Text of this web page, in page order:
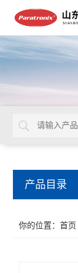
产品目录
你的位置：首页